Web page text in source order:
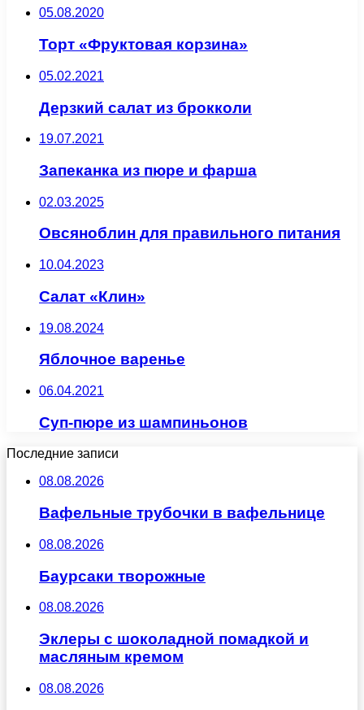
05.08.2020
Торт «Фруктовая корзина»
05.02.2021
Дерзкий салат из брокколи
19.07.2021
Запеканка из пюре и фарша
02.03.2025
Овсяноблин для правильного питания
10.04.2023
Салат «Клин»
19.08.2024
Яблочное варенье
06.04.2021
Суп-пюре из шампиньонов
Последние записи
08.08.2026
Вафельные трубочки в вафельнице
08.08.2026
Баурсаки творожные
08.08.2026
Эклеры с шоколадной помадкой и
масляным кремом
08.08.2026